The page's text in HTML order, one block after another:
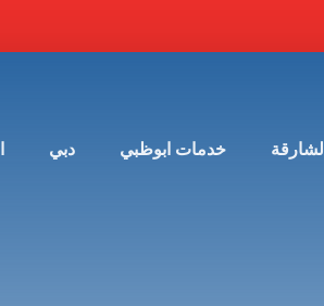
الشارقة خدمات ابوظبي دبي